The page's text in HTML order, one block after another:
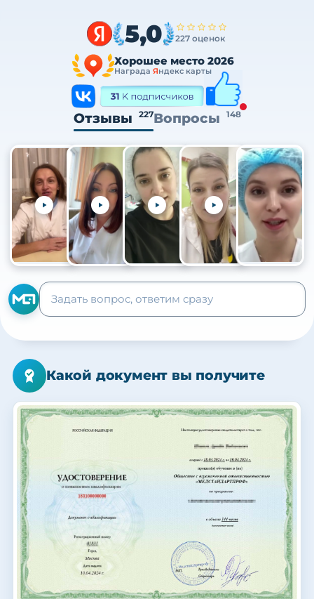
5,0 227 оценок
Хорошее место 2026
Награда Яндекс карты
Отзывы 227Вопросы 148
+105
Какой документ вы получите